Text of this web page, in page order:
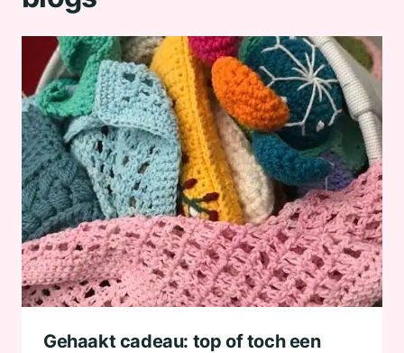
Gehaakt cadeau: top of toch een